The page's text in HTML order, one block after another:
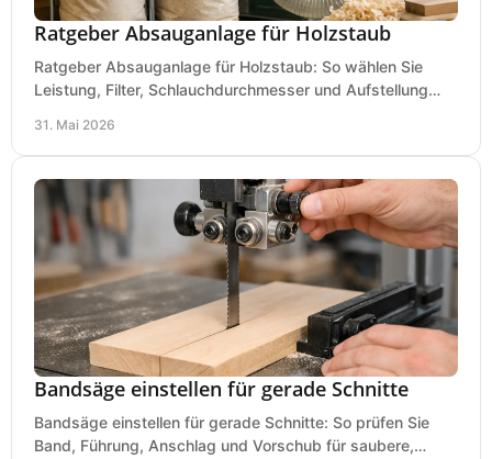
Ratgeber Absauganlage für Holzstaub
Ratgeber Absauganlage für Holzstaub: So wählen Sie
Leistung, Filter, Schlauchdurchmesser und Aufstellung
31. Mai 2026
Bandsäge einstellen für gerade Schnitte
Bandsäge einstellen für gerade Schnitte: So prüfen Sie
Band, Führung, Anschlag und Vorschub für saubere,